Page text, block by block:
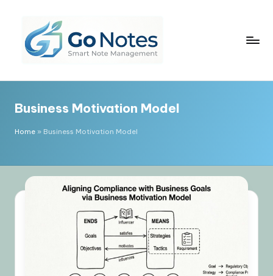
content
N
o
e
s
Business Motivation Model
Home » Business Motivation Model